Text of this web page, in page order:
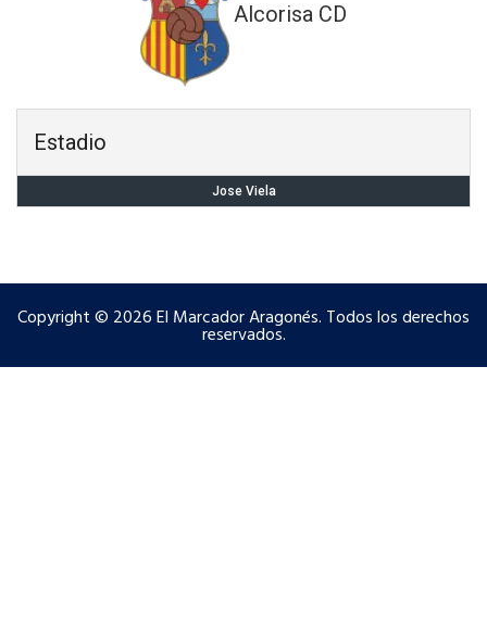
Alcorisa CD
Estadio
Jose Viela
Copyright © 2026 El Marcador Aragonés. Todos los derechos
reservados.